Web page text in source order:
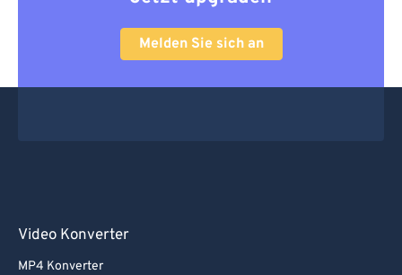
Melden Sie sich an
Video Konverter
MP4 Konverter